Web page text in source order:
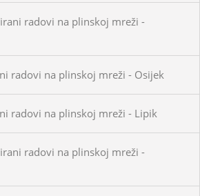
radovi na plinskoj mreži -
radovi na plinskoj mreži - Osijek
radovi na plinskoj mreži - Lipik
radovi na plinskoj mreži -